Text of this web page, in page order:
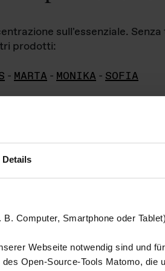
Details
Computer, Smartphone oder
Webseite notwendig sind und
Open-Source-Tools Matomo, die
sull'essenziale.
prodotti:
- MARTA - MONIKA - SOFIA
sono detenuti daDas ganze